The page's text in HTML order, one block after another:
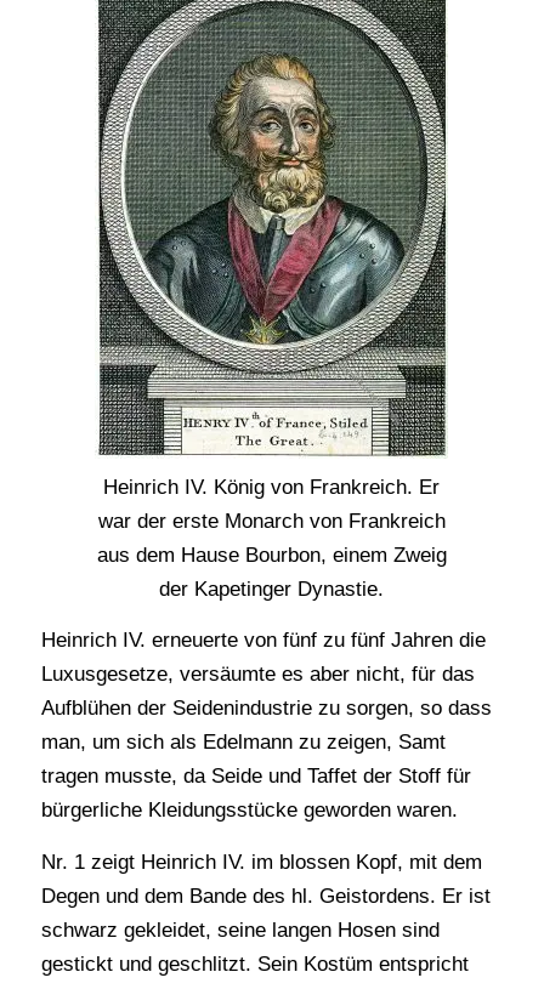
Heinrich IV. König von Frankreich. Er
war der erste Monarch von Frankreich
aus dem Hause Bourbon, einem Zweig
der Kapetinger Dynastie.
Heinrich IV. erneuerte von fünf zu fünf Jahren die
Luxusgesetze, versäumte es aber nicht, für das
Aufblühen der Seidenindustrie zu sorgen, so dass
man, um sich als Edelmann zu zeigen, Samt
tragen musste, da Seide und Taffet der Stoff für
bürgerliche Kleidungsstücke geworden waren.
Nr. 1 zeigt Heinrich IV. im blossen Kopf, mit dem
Degen und dem Bande des hl. Geistordens. Er ist
schwarz gekleidet, seine langen Hosen sind
gestickt und geschlitzt. Sein Kostüm entspricht